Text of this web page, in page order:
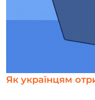
Як українцям